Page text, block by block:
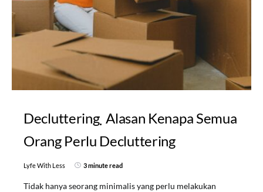
Decluttering Alasan Kenapa Semua
Orang Perlu Decluttering
Lyfe With Less 3 minute read
Tidak hanya seorang minimalis yang perlu melakukan